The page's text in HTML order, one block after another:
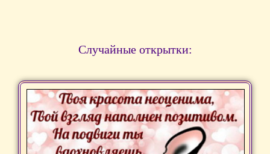
Случайные открытки: